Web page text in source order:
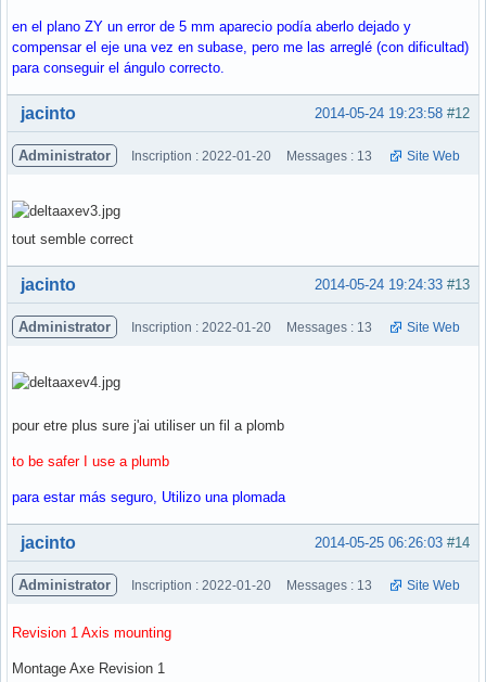
en el plano ZY un error de 5 mm aparecio podía aberlo dejado y
compensar el eje una vez en subase, pero me las arreglé (con dificultad)
para conseguir el ángulo correcto.
Hors ligne #12
2014-05-24 19:23:58
jacinto
Administrator Inscription : 2022-01-20 Messages : 13 Site Web
tout semble correct
Hors ligne #13
2014-05-24 19:24:33
jacinto
Administrator Inscription : 2022-01-20 Messages : 13 Site Web
pour etre plus sure j'ai utiliser un fil a plomb
to be safer I use a plumb
para estar más seguro, Utilizo una plomada
Hors ligne #14
2014-05-25 06:26:03
jacinto
Administrator Inscription : 2022-01-20 Messages : 13 Site Web
Revision 1 Axis mounting
Montage Axe Revision 1